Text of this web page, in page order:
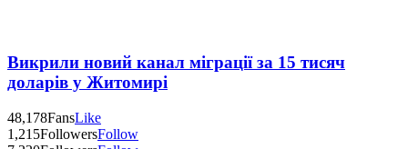
Викрили новий канал міграції за 15 тисяч
доларів у Житомирі
48,178FansLike
1,215FollowersFollow